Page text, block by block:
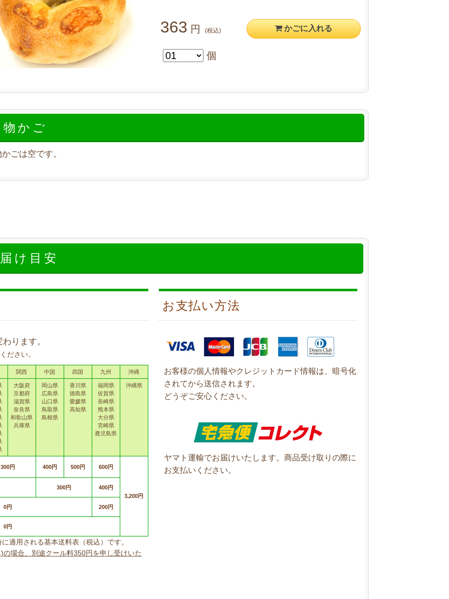
363 円 (税込) かごに入れる
個
かご
ごは空です。
け目安
ります。
ださい。
関西 中国 四国 九州 沖縄
大阪府
京都府
滋賀県
奈良県
和歌山県
兵庫県
岡山県
広島県
山口県
鳥取県
島根県
香川県
徳島県
愛媛県
高知県
福岡県
佐賀県
長崎県
熊本県
大分県
宮崎県
鹿児島県
沖縄県
300円 400円 500円 600円
3,200円
300円 400円
0円 200円
0円
適用される基本送料表（税込）です。
場合、別途クール料350円を申し受けいた
お支払い方法
お客様の個人情報やクレジットカード情報は、暗号化
されてから送信されます。
どうぞご安心ください。
ヤマト運輸でお届けいたします。商品受け取りの際に
お支払いください。